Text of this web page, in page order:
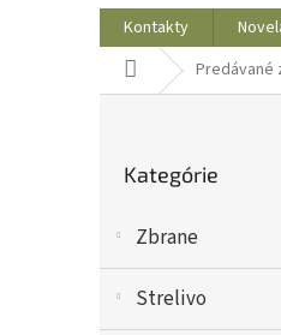
Kontakty
DomovPredávané
a
kategórie
Kategórie
Zbrane
Strelivo